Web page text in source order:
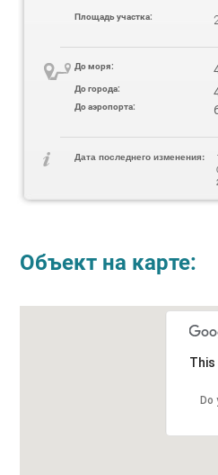
Площадь участка:
До моря:
До города:
До аэропорта:
Дата последнего изменения:
Объект на карте:
This